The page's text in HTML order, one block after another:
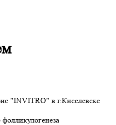
"INVITRO" в г.Киселевске
фолликулогенеза